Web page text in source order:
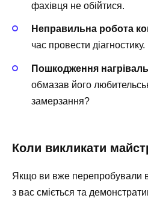
фахівця не обійтися.
Неправильна робота
час провести діагностику.
Пошкодження
обмазав його
замерзання?
Коли викликати
Якщо ви вже перепробували
з вас сміється та